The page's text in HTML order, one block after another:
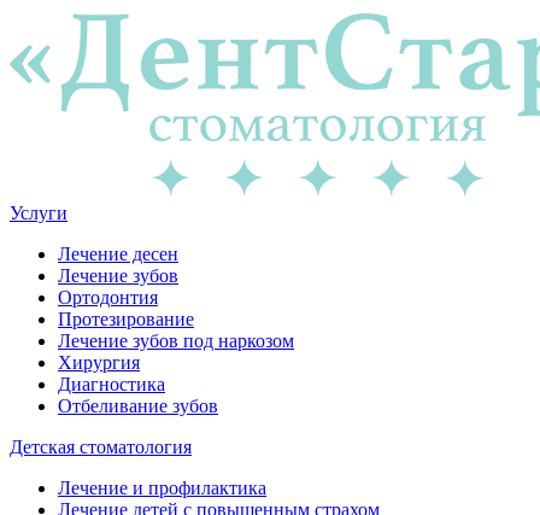
Услуги
Лечение десен
Лечение зубов
Ортодонтия
Протезирование
Лечение зубов под наркозом
Хирургия
Диагностика
Отбеливание зубов
Детская стоматология
Лечение и профилактика
Лечение детей с повышенным страхом